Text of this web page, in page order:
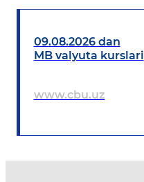
09.08.2026 dan
MB valyuta kurslari
www.cbu.uz